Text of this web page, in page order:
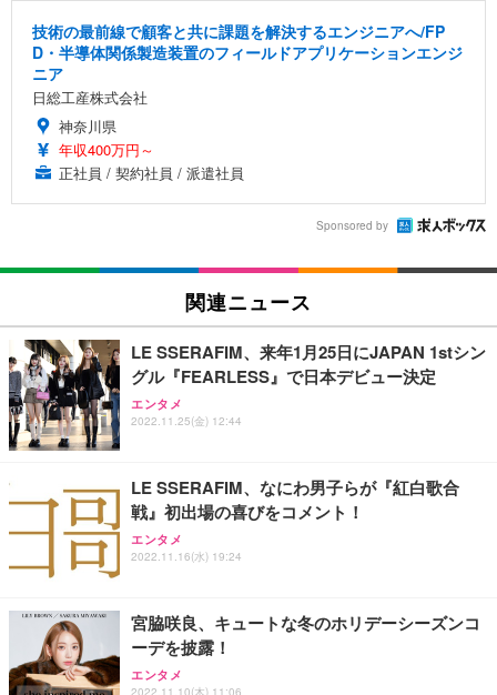
技術の最前線で顧客と共に課題を解決するエンジニアへ/FP
D・半導体関係製造装置のフィールドアプリケーションエンジ
ニア
日総工産株式会社
神奈川県
年収400万円～
正社員 / 契約社員 / 派遣社員
Sponsored by
関連ニュース
LE SSERAFIM、来年1月25日にJAPAN 1stシン
グル『FEARLESS』で日本デビュー決定
エンタメ
2022.11.25(金) 12:44
LE SSERAFIM、なにわ男子らが『紅白歌合
戦』初出場の喜びをコメント！
エンタメ
2022.11.16(水) 19:24
宮脇咲良、キュートな冬のホリデーシーズンコ
ーデを披露！
エンタメ
2022.11.10(木) 11:06